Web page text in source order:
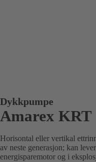
Dykkpumpe
Amarex KRT
Horisontal eller vertikal
av neste generasjon; kan
energisparemotor og i